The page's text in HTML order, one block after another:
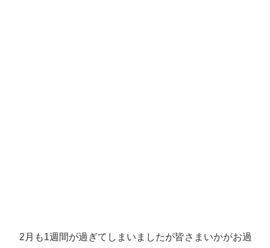
2月も1週間が過ぎてしまいましたが皆さまいかがお過